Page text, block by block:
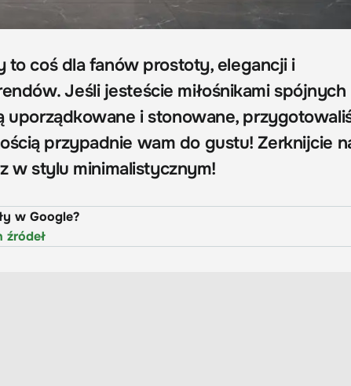
to coś dla fanów prostoty, elegancji i
Jeśli jesteście miłośnikami spójnych
uporządkowane i stonowane,
przypadnie wam do gustu! Zerknijcie
w stylu minimalistycznym!
w Google?
źródeł